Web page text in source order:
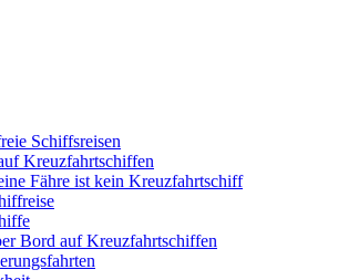
Schiffsreisen
Kreuzfahrtschiffen
Fähre ist kein Kreuzfahrtschiff
Bord auf Kreuzfahrtschiffen